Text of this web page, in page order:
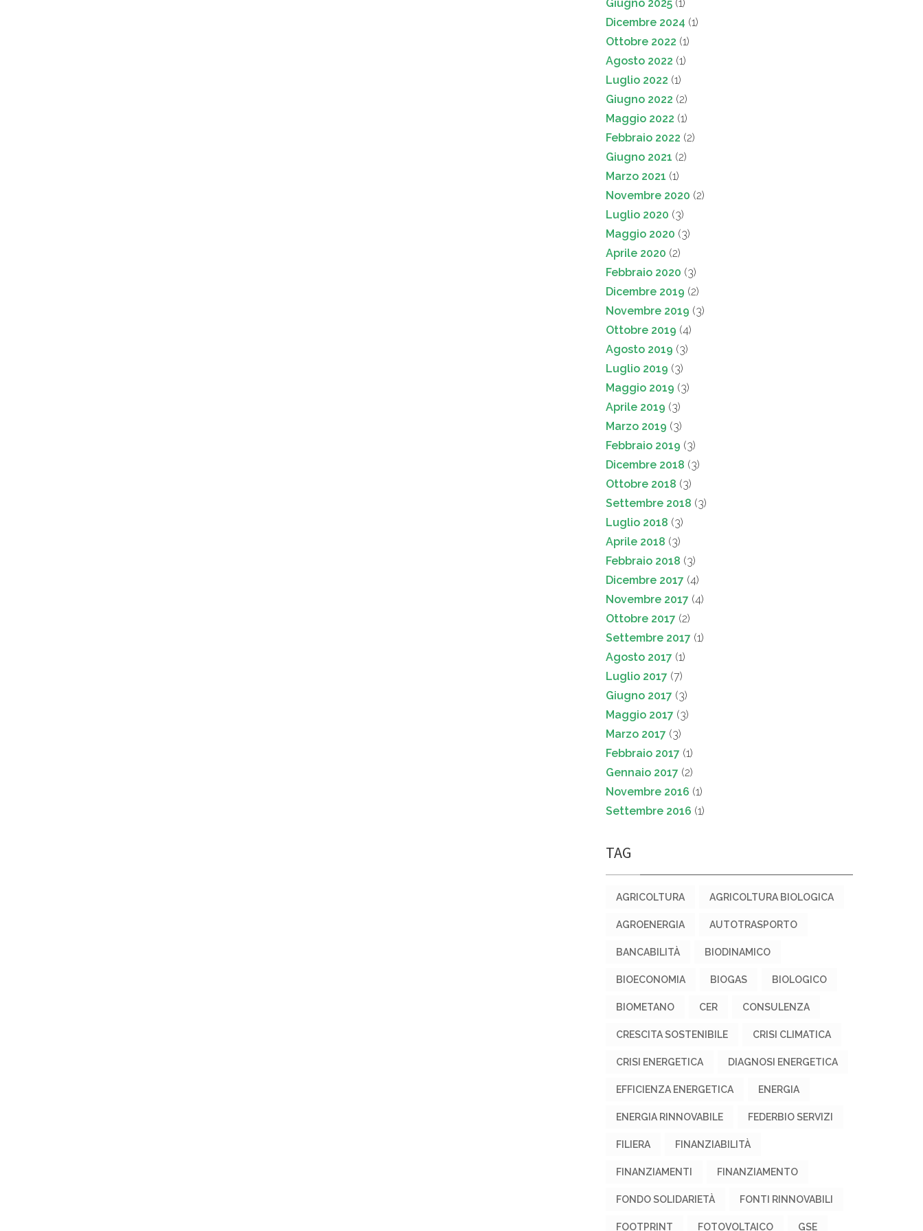
Giugno 2025 (1)
Dicembre 2024 (1)
Ottobre 2022 (1)
Agosto 2022 (1)
Luglio 2022 (1)
Giugno 2022 (2)
Maggio 2022 (1)
Febbraio 2022 (2)
Giugno 2021 (2)
Marzo 2021 (1)
Novembre 2020 (2)
Luglio 2020 (3)
Maggio 2020 (3)
Aprile 2020 (2)
Febbraio 2020 (3)
Dicembre 2019 (2)
Novembre 2019 (3)
Ottobre 2019 (4)
Agosto 2019 (3)
Luglio 2019 (3)
Maggio 2019 (3)
Aprile 2019 (3)
Marzo 2019 (3)
Febbraio 2019 (3)
Dicembre 2018 (3)
Ottobre 2018 (3)
Settembre 2018 (3)
Luglio 2018 (3)
Aprile 2018 (3)
Febbraio 2018 (3)
Dicembre 2017 (4)
Novembre 2017 (4)
Ottobre 2017 (2)
Settembre 2017 (1)
Agosto 2017 (1)
Luglio 2017 (7)
Giugno 2017 (3)
Maggio 2017 (3)
Marzo 2017 (3)
Febbraio 2017 (1)
Gennaio 2017 (2)
Novembre 2016 (1)
Settembre 2016 (1)
TAG
AGRICOLTURA AGRICOLTURA BIOLOGICA
AGROENERGIA AUTOTRASPORTO
BANCABILITÀ BIODINAMICO
BIOECONOMIA BIOGAS BIOLOGICO
BIOMETANO CER CONSULENZA
CRESCITA SOSTENIBILE CRISI CLIMATICA
CRISI ENERGETICA DIAGNOSI ENERGETICA
EFFICIENZA ENERGETICA ENERGIA
ENERGIA RINNOVABILE FEDERBIO SERVIZI
FILIERA FINANZIABILITÀ
FINANZIAMENTI FINANZIAMENTO
FONDO SOLIDARIETÀ FONTI RINNOVABILI
FOOTPRINT FOTOVOLTAICO GSE